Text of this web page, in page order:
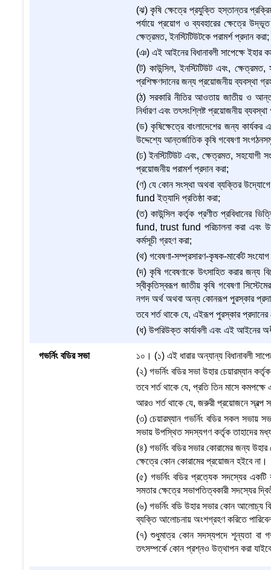
(ঝ) কৃষি ক্ষেত্রে প্রযুক্তি হস্তান্তর
পর্যায়ে প্রয়োগ ও ব্যবহারের ক্ষেত্রে
ক্ষেত্রমত, ইনস্টিটিউটকে পরামর্শ প্রদান করা;
(ঞ) এই আইনের বিধানাবলী সাপেক্ষে ইহার
(ট) কাউন্সিল, ইনস্টিটিউট এবং,
প্রশিক্ষণদানের জন্য প্রয়োজনীয় ব্যবস্থা
(ঠ) সরকারি নীতির আওতায় জাতীয় ও
নির্ধারণ এবং তৎসংশ্লিষ্ট প্রয়োজনীয়
(ড) কৃষিক্ষেত্রে বাংলাদেশের জন্য
উদ্দেশ্যে আন্তর্জাতিক কৃষি গবেষণা
(ঢ) ইনস্টিটিউট এবং, ক্ষেত্রমত, সহযোগী
প্রয়োজনীয় পরামর্শ প্রদান করা;
(ণ) যে কোন সংস্থা অথবা ব্যক্তির
fund ইত্যাদি প্রতিষ্ঠা করা;
(ত) কাউন্সিল কর্তৃক প্রণীত প্রবিধানের
fund, trust fund পরিচালনা করা এবং
কর্মসূচী গ্রহণ করা;
(থ) গবেষণা-সম্প্রসারণ-কৃষক-মার্কেট
(দ) কৃষি গবেষণাকে উৎসাহিত করার জন্য
স্বীকৃতিস্বরূপ জাতীয় কৃষি গবেষণা সিস্টেমের
নগদ অর্থ অথবা অন্য কোনরূপ পুরস্কার
তবে শর্ত থাকে যে, এইরূপ পুরস্কার
(ধ) উপরিউক্ত কার্যাবলী এবং এই আইনের
গভর্নিং বডির সভা
১০। (১) এই ধারার অন্যান্য বিধানাবলী
(২) গভর্নিং বডির সভা উহার চেয়ারম্যান
তবে শর্ত থাকে যে, প্রতি তিন মাসে কমপক্ষে
আরও শর্ত থাকে যে, জরুরী প্রয়োজনে স্বল্প
(৩) চেয়ারম্যান গভর্নিং বডির সকল সভায়
সভায় উপস্থিত সদস্যগণ কর্তৃক তাহাদের
(৪) গভর্নিং বডির সভার কোরামের জন্য
ক্ষেত্রে কোন কোরামের প্রয়োজন হইবে না।
(৫) গভর্নিং বডির প্রত্যেক সদস্যের একটি
সমতার ক্ষেত্রে সভাপতিত্বকারী সদস্যের
(৬) গভর্নিং বডি উহার সভার কোন আলোচ্য
ব্যক্তি আলোচনায় অংশগ্রহণ করিতে
(৭) শুধুমাত্র কোন সদস্যপদে শূন্যতা বা
তৎসম্পর্কে কোন প্রশ্নও উত্থাপন করা